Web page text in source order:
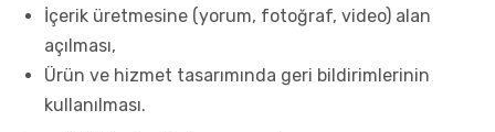
İçerik üretmesine (yorum, fotoğraf, video) alan
açılması,
Ürün ve hizmet tasarımında geri bildirimlerinin
kullanılması.